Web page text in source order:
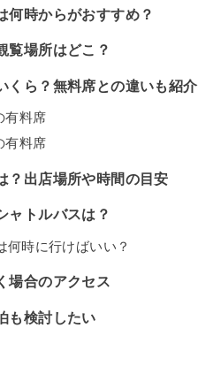
何時からがおすすめ？
覧場所はどこ？
くら？無料席との違いも紹介
有料席
有料席
？出店場所や時間の目安
ャトルバスは？
何時に行けばいい？
場合のアクセス
も検討したい